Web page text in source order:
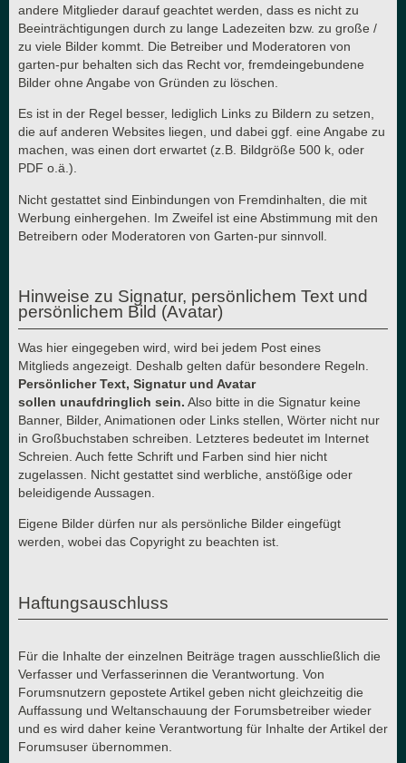
andere Mitglieder darauf geachtet werden, dass es nicht zu
Beeinträchtigungen durch zu lange Ladezeiten bzw. zu große /
zu viele Bilder kommt. Die Betreiber und Moderatoren von
garten-pur behalten sich das Recht vor, fremdeingebundene
Bilder ohne Angabe von Gründen zu löschen.
Es ist in der Regel besser, lediglich Links zu Bildern zu setzen,
die auf anderen Websites liegen, und dabei ggf. eine Angabe zu
machen, was einen dort erwartet (z.B. Bildgröße 500 k, oder
PDF o.ä.).
Nicht gestattet sind Einbindungen von Fremdinhalten, die mit
Werbung einhergehen. Im Zweifel ist eine Abstimmung mit den
Betreibern oder Moderatoren von Garten-pur sinnvoll.
Hinweise zu Signatur, persönlichem Text und
persönlichem Bild (Avatar)
Was hier eingegeben wird, wird bei jedem Post eines
Mitglieds angezeigt. Deshalb gelten dafür besondere Regeln.
Persönlicher Text, Signatur und Avatar
sollen unaufdringlich sein. Also bitte in die Signatur keine
Banner, Bilder, Animationen oder Links stellen, Wörter nicht nur
in Großbuchstaben schreiben. Letzteres bedeutet im Internet
Schreien. Auch fette Schrift und Farben sind hier nicht
zugelassen. Nicht gestattet sind werbliche, anstößige oder
beleidigende Aussagen.
Eigene Bilder dürfen nur als persönliche Bilder eingefügt
werden, wobei das Copyright zu beachten ist.
Haftungsauschluss
Für die Inhalte der einzelnen Beiträge tragen ausschließlich die
Verfasser und Verfasserinnen die Verantwortung. Von
Forumsnutzern gepostete Artikel geben nicht gleichzeitig die
Auffassung und Weltanschauung der Forumsbetreiber wieder
und es wird daher keine Verantwortung für Inhalte der Artikel der
Forumsuser übernommen.